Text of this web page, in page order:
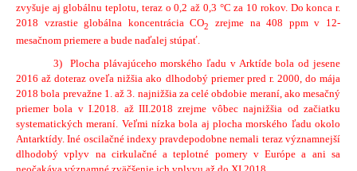
zvyšuje aj globálnu teplotu, teraz o 0,2 až 0,3 °C za 10 rokov. Do konca r.
2018 vzrastie globálna koncentrácia CO2
zrejme na 408 ppm v 12-
mesačnom priemere a bude naďalej stúpať.
3) Plocha plávajúceho morského ľadu v Arktíde bola od jesene
2016 až doteraz oveľa nižšia ako dlhodobý priemer pred r. 2000, do mája
2018 bola prevažne 1. až 3. najnižšia za celé obdobie meraní, ako mesačný
priemer bola v I.2018. až III.2018 zrejme vôbec najnižšia od začiatku
systematických meraní. Veľmi nízka bola aj plocha morského ľadu okolo
Antarktídy. Iné oscilačné indexy pravdepodobne nemali teraz významnejší
dlhodobý vplyv na cirkulačné a teplotné pomery v Európe a ani sa